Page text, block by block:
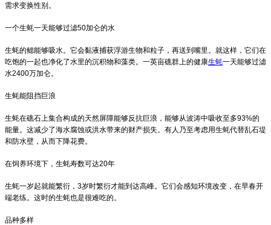
需求变换性别。
一个生蚝一天能够过滤50加仑的水
生蚝的鳃能够吸水。它会黏液捕获浮游生物和粒子，再送到嘴里。就这样，它们在
吃饱的一起也净化了水里的沉积物和藻类。一英亩礁群上的健康生蚝一天能够过滤
水2400万加仑。
生蚝能阻挡巨浪
生蚝在礁石上集合构成的天然屏障能够反抗巨浪，能够从波涛中吸收至多93%的
能量。这减少了海水腐蚀或洪水带来的财产损失。有人乃至考虑用生蚝代替乱石堤
和防水壁，从而下降花费。
在饲养环境下，生蚝寿数可达20年
生蚝一岁起就能繁衍，3岁时繁衍才能到达高峰。它们会感知环境改变，在早春开
端老练。这时的生蚝也是很难吃的。
品种多样